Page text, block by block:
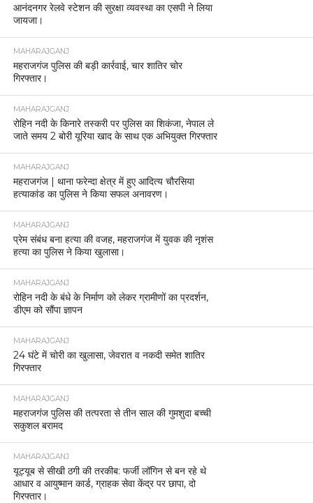
आनंदनगर रेलवे स्टेशन की सुरक्षा व्यवस्था का एसपी ने लिया
जायजा।
MAHARAJGANJ
महराजगंज पुलिस की बड़ी कार्रवाई, चार शातिर चोर
गिरफ्तार।
MAHARAJGANJ
रोहिन नदी के किनारे तस्करी पर पुलिस का शिकंजा, नेपाल ले
जाते समय 2 बोरी यूरिया खाद के साथ एक अभियुक्त गिरफ्तार
MAHARAJGANJ
महराजगंज | थाना फरेन्दा क्षेत्र में हुए आदित्य चौरसिया
हत्याकांड का पुलिस ने किया सफल अनावरण।
MAHARAJGANJ
प्रेम संबंध बना हत्या की वजह, महराजगंज में युवक की नृशंस
हत्या का पुलिस ने किया खुलासा।
MAHARAJGANJ
रोहिन नदी के बंधे के निर्माण को लेकर ग्रामीणों का प्रदर्शन,
डीएम को सौंपा ज्ञापन
MAHARAJGANJ
24 घंटे में चोरी का खुलासा, जेवरात व नकदी समेत शातिर
गिरफ्तार
MAHARAJGANJ
महराजगंज पुलिस की तत्परता से तीन साल की गुमशुदा बच्ची
सकुशल बरामद
MAHARAJGANJ
यूट्यूब से सीखी ठगी की तरकीब: फर्जी लॉगिन से बन रहे थे
आधार व आयुष्मान कार्ड, ग्राहक सेवा केंद्र पर छापा, दो
गिरफ्तार।